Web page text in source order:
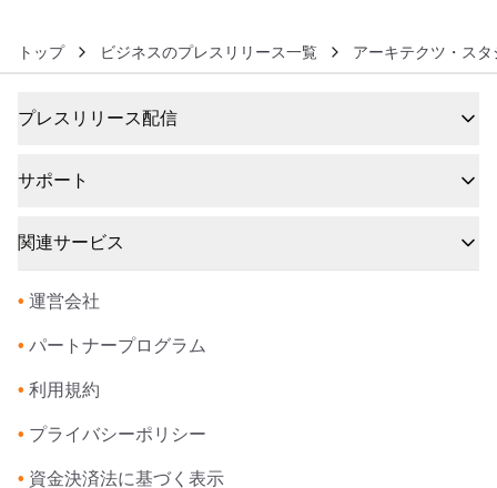
トップ ビジネスのプレスリリース一覧 アーキテクツ・ス
プレスリリース配信
サポート
関連サービス
• 運営会社
• パートナープログラム
• 利用規約
• プライバシーポリシー
• 資金決済法に基づく表示